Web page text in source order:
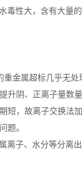
毒性大，含有大量
金属超标几乎无处
升阴、正离子量数
短，故离子交换法
题。
子、水分等分离出